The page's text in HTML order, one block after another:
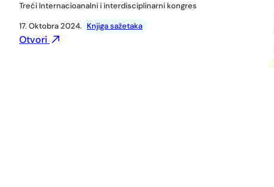
Treći Internacioanalni i interdisciplinarni kongres
17. Oktobra 2024. Knjiga sažetaka
Otvori